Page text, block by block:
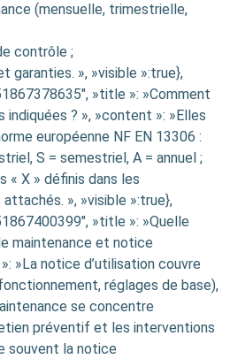
(mensuelle, trimestrielle,
contrôle ;
garanties. », »visible »:true},
»title »: »Comment
? », »content »: »Elles
européenne NF EN 13306 :
S = semestriel, A = annuel ;
« X » définis dans les
», »visible »:true},
»title »: »Quelle
maintenance et notice
»La notice d’utilisation couvre
réglages de base),
se concentre
préventif et les interventions
souvent la notice